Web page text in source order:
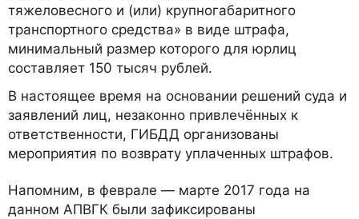
тяжеловесного и (или) крупногабаритного
транспортного средства» в виде штрафа,
минимальный размер которого для юрлиц
составляет 150 тысяч рублей.
В настоящее время на основании решений суда и
заявлений лиц, незаконно привлечённых к
ответственности, ГИБДД организованы
мероприятия по возврату уплаченных штрафов.
Напомним, в феврале — марте 2017 года на
данном АПВГК были зафиксированы